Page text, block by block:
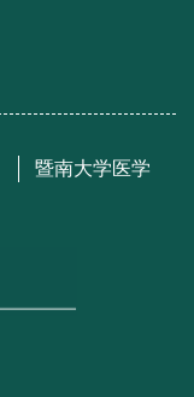
暨南大学医学